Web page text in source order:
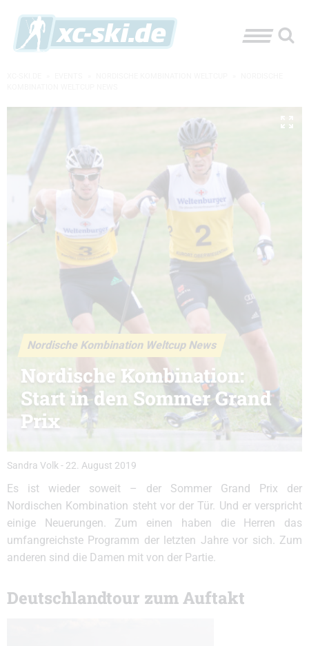
Nordische Kombination Weltcup News
Nordische Kombination:
Start in den Sommer Grand
Prix
Sandra Volk- 22. August 2019
Es ist wieder soweit – der Sommer Grand Prix der
Nordischen Kombination steht vor der Tür. Und er verspricht
einige Neuerungen. Zum einen haben die Herren das
umfangreichste Programm der letzten Jahre vor sich. Zum
anderen sind die Damen mit von der Partie.
Deutschlandtour zum Auftakt